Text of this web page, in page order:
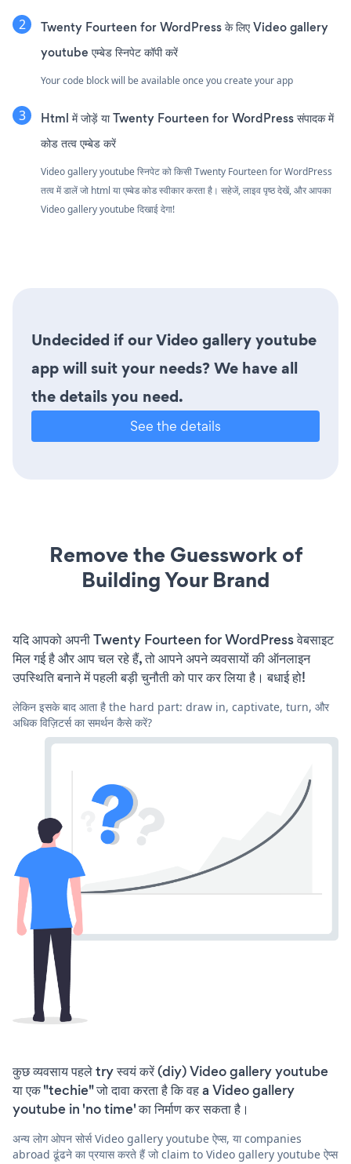
Twenty Fourteen for WordPress के लिए Video gallery
youtube एम्बेड स्निपेट कॉपी करें
Your code block will be available once you create your app
Html में जोड़ें या Twenty Fourteen for WordPress संपादक में
कोड तत्व एम्बेड करें
Video gallery youtube स्निपेट को किसी Twenty Fourteen for WordPress
तत्व में डालें जो html या एम्बेड कोड स्वीकार करता है। सहेजें, लाइव पृष्ठ देखें, और आपका
Video gallery youtube दिखाई देगा!
Undecided if our Video gallery youtube
app will suit your needs? We have all
the details you need.
See the details
Remove the Guesswork of
Building Your Brand
यदि आपको अपनी Twenty Fourteen for WordPress वेबसाइट
मिल गई है और आप चल रहे हैं, तो आपने अपने व्यवसायों की ऑनलाइन
उपस्थिति बनाने में पहली बड़ी चुनौती को पार कर लिया है। बधाई हो!
लेकिन इसके बाद आता है the hard part: draw in, captivate, turn, और
अधिक विज़िटर्स का समर्थन कैसे करें?
कुछ व्यवसाय पहले try स्वयं करें (diy) Video gallery youtube
या एक "techie" जो दावा करता है कि वह a Video gallery
youtube in 'no time' का निर्माण कर सकता है।
अन्य लोग ओपन सोर्स Video gallery youtube ऐप्स, या companies
abroad ढूंढने का प्रयास करते हैं जो claim to Video gallery youtube ऐप्स